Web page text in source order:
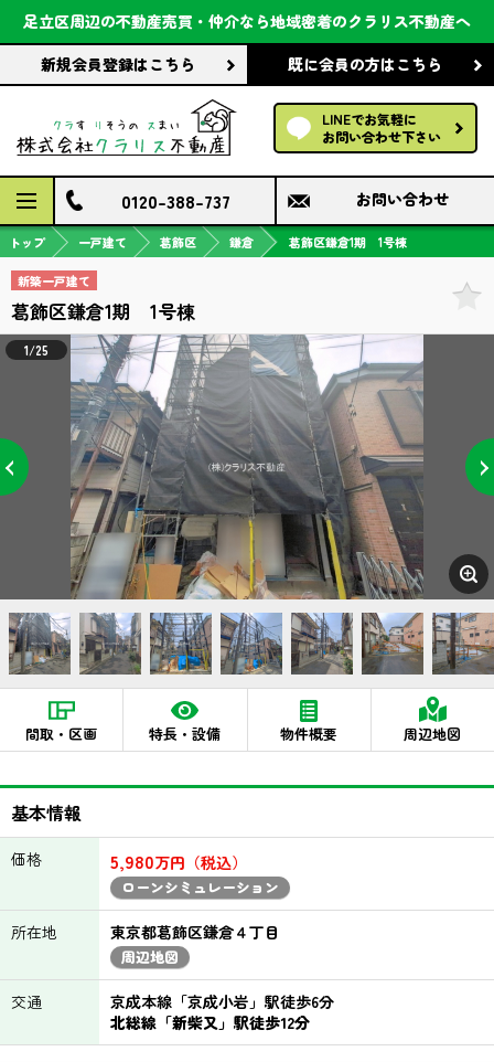
足立区周辺の不動産売買・仲介なら地域密着のクラリス不動産へ
新規会員登録はこちら 既に会員の方はこちら
LINEでお気軽に
お問い合わせ下さい
会社案内
前回の履歴で探す
保存した条件で探す
検討中の物件
0120-388-737 お問い合わせ
トップ 一戸建て 葛飾区 鎌倉 葛飾区鎌倉1期 1号棟
新築一戸建て
葛飾区鎌倉1期 1号棟
1/25
間取・区画 特長・設備 物件概要 周辺地図
基本情報
価格 5,980万円（税込）
ローンシミュレーション
所在地 東京都葛飾区鎌倉４丁目
周辺地図
交通
京成本線「京成小岩」駅徒歩6分
北総線「新柴又」駅徒歩12分